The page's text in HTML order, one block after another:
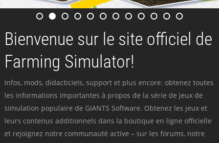
Bienvenue sur le site officiel de
Farming Simulator!
Infos, mods, didacticiels, support et plus encore: obtenez toutes
les informations importantes à propos de la série de jeux de
simulation populaire de GIANTS Software. Obtenez les jeux et
leurs contenus additionnels dans la boutique en ligne officielle
et rejoignez notre communauté active – sur les forums, notre